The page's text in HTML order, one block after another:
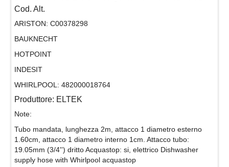
Cod. Alt.
ARISTON: C00378298
BAUKNECHT
HOTPOINT
INDESIT
WHIRLPOOL: 482000018764
Produttore: ELTEK
Note:
Tubo mandata, lunghezza 2m, attacco 1 diametro esterno
1.60cm, attacco 1 diametro interno 1cm. Attacco tubo:
19.05mm (3/4'') dritto Acquastop: si, elettrico Dishwasher
supply hose with Whirlpool acquastop